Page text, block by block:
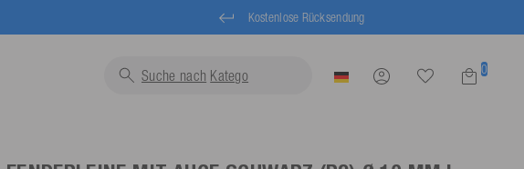
Kostenlose Rücksendung
Suche nach Schwimmwe 0